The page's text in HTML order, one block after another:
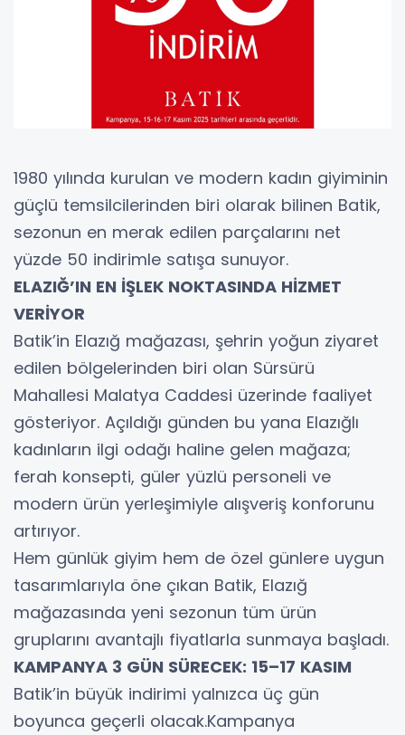
1980 yılında kurulan ve modern kadın giyiminin
güçlü temsilcilerinden biri olarak bilinen Batik,
sezonun en merak edilen parçalarını net
yüzde 50 indirimle satışa sunuyor.
ELAZIĞ’IN EN İŞLEK NOKTASINDA HİZMET
VERİYOR
Batik’in Elazığ mağazası, şehrin yoğun ziyaret
edilen bölgelerinden biri olan Sürsürü
Mahallesi Malatya Caddesi üzerinde faaliyet
gösteriyor. Açıldığı günden bu yana Elazığlı
kadınların ilgi odağı haline gelen mağaza;
ferah konsepti, güler yüzlü personeli ve
modern ürün yerleşimiyle alışveriş konforunu
artırıyor.
Hem günlük giyim hem de özel günlere uygun
tasarımlarıyla öne çıkan Batik, Elazığ
mağazasında yeni sezonun tüm ürün
gruplarını avantajlı fiyatlarla sunmaya başladı.
KAMPANYA 3 GÜN SÜRECEK: 15–17 KASIM
Batik’in büyük indirimi yalnızca üç gün
boyunca geçerli olacak.Kampanya